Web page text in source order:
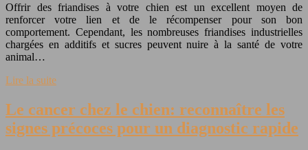
Offrir des friandises à votre chien est un excellent moyen de
renforcer votre lien et de le récompenser pour son bon
comportement. Cependant, les nombreuses friandises industrielles
chargées en additifs et sucres peuvent nuire à la santé de votre
animal…
Lire la suite
Le cancer chez le chien: reconnaître les
signes précoces pour un diagnostic rapide